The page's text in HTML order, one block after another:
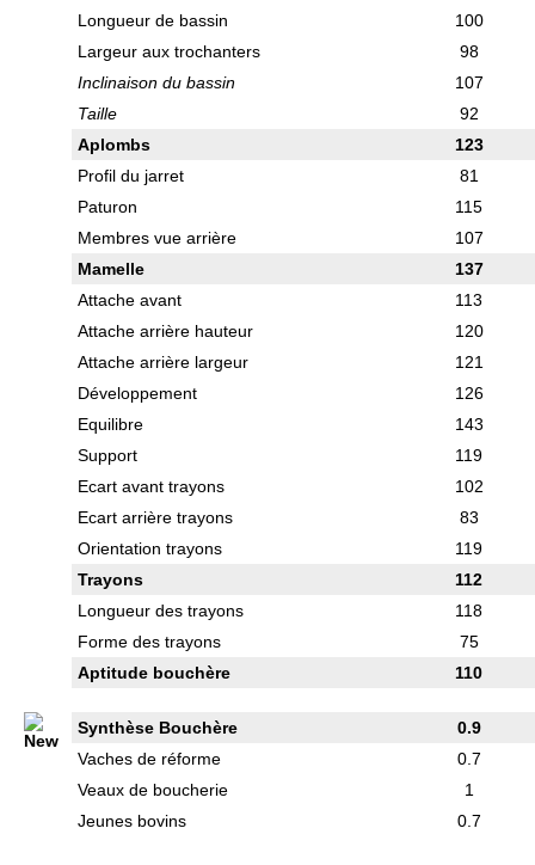
Longueur de bassin
100
Largeur aux trochanters
98
Inclinaison du bassin
107
Taille
92
Aplombs
123
Profil du jarret
81
Paturon
115
Membres vue arrière
107
Mamelle
137
Attache avant
113
Attache arrière hauteur
120
Attache arrière largeur
121
Développement
126
Equilibre
143
Support
119
Ecart avant trayons
102
Ecart arrière trayons
83
Orientation trayons
119
Trayons
112
Longueur des trayons
118
Forme des trayons
75
Aptitude bouchère
110
Synthèse Bouchère
0.9
Vaches de réforme
0.7
Veaux de boucherie
1
Jeunes bovins
0.7